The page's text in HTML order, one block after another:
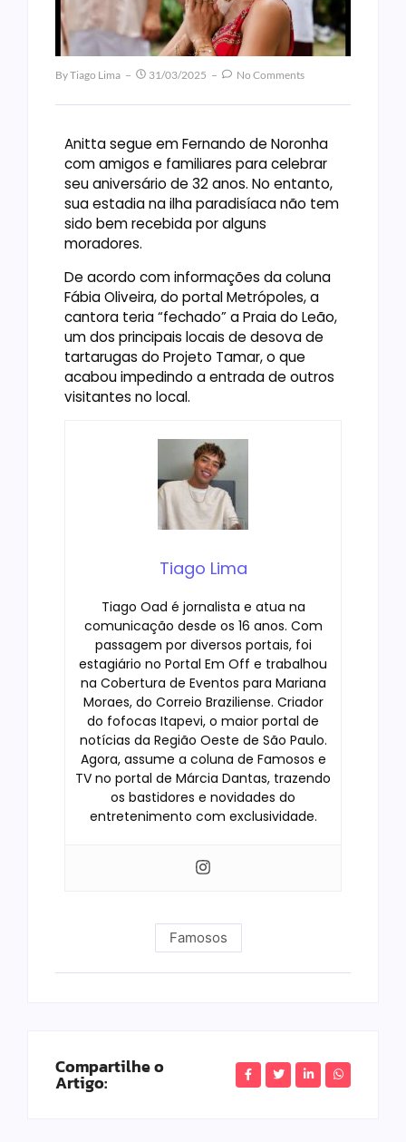
ByTiago Lima 31/03/2025 No Comments
Anitta segue em Fernando de Noronha
com amigos e familiares para celebrar
seu aniversário de 32 anos. No entanto,
sua estadia na ilha paradisíaca não tem
sido bem recebida por alguns
moradores.
De acordo com informações da coluna
Fábia Oliveira, do portal Metrópoles, a
cantora teria “fechado” a Praia do Leão,
um dos principais locais de desova de
tartarugas do Projeto Tamar, o que
acabou impedindo a entrada de outros
visitantes no local.
Tiago Lima
Tiago Oad é jornalista e atua na
comunicação desde os 16 anos. Com
passagem por diversos portais, foi
estagiário no Portal Em Off e trabalhou
na Cobertura de Eventos para Mariana
Moraes, do Correio Braziliense. Criador
do fofocas Itapevi, o maior portal de
notícias da Região Oeste de São Paulo.
Agora, assume a coluna de Famosos e
TV no portal de Márcia Dantas, trazendo
os bastidores e novidades do
entretenimento com exclusividade.
Famosos
Compartilhe o
Artigo: